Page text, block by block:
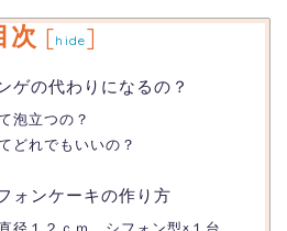
次 [hide]
ゲの代わりになるの？
泡立つの？
どれでもいいの？
ンケーキの作り方